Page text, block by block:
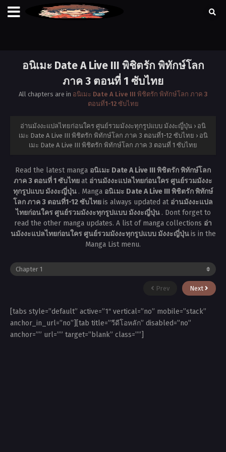
อนิเมะ Date A Live III พิชิตรัก พิทักษ์โลก
ภาค 3 ตอนที่ 1 ซับไทย
All chapters are in อนิเมะ Date A Live III พิชิตรัก พิทักษ์โลก ภาค 3
ตอนที่1-12 ซับไทย
อ่านมังงะแปลไทยก่อนใคร ศูนย์รวมมังงะทุกรูปแบบ มังงะญี่ปุ่น › อนิ
เมะ Date A Live III พิชิตรัก พิทักษ์โลก ภาค 3 ตอนที่1-12 ซับไทย › อนิ
เมะ Date A Live III พิชิตรัก พิทักษ์โลก ภาค 3 ตอนที่ 1 ซับไทย
Read the latest manga อนิเมะ Date A Live III พิชิตรัก พิทักษ์โลก
ภาค 3 ตอนที่ 1 ซับไทยat อ่านมังงะแปลไทยก่อนใคร ศูนย์รวมมังงะ
ทุกรูปแบบ มังงะญี่ปุ่น . Manga อนิเมะ Date A Live III พิชิตรัก พิทักษ์
โลก ภาค 3 ตอนที่1-12 ซับไทยis always updated at อ่านมังงะแปล
ไทยก่อนใคร ศูนย์รวมมังงะทุกรูปแบบ มังงะญี่ปุ่น . Dont forget to
read the other manga updates. A list of manga collections อ่า
นมังงะแปลไทยก่อนใคร ศูนย์รวมมังงะทุกรูปแบบ มังงะญี่ปุ่นis in the
Manga List menu.
Prev Next
[tabs style=”default” active=”1″ vertical=”no” mobile=”stack”
anchor_in_url=”no”][tab title=”วีดีโอหลัก” disabled=”no”
anchor=”” url=”” target=”blank” class=””]